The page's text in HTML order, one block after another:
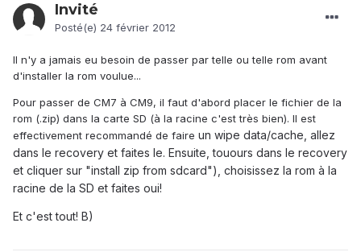
Invité
Posté(e) 24 février 2012
Il n'y a jamais eu besoin de passer par telle ou telle rom avant
d'installer la rom voulue...
Pour passer de CM7 à CM9, il faut d'abord placer le fichier de la
rom (.zip) dans la carte SD (à la racine c'est très bien). Il est
effectivement recommandé de faire un wipe data/cache, allez
dans le recovery et faites le. Ensuite, touours dans le recovery
et cliquer sur "install zip from sdcard"), choisissez la rom à la
racine de la SD et faites oui!
Et c'est tout! B)